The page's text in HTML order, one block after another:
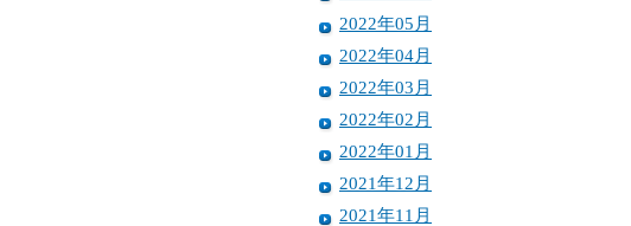
2022年05月
2022年04月
2022年03月
2022年02月
2022年01月
2021年12月
2021年11月